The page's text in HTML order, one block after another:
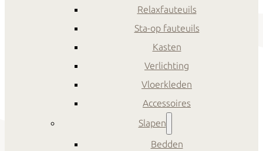
Relaxfauteuils
Sta-op fauteuils
Kasten
Verlichting
Vloerkleden
Accessoires
Slapen
Bedden